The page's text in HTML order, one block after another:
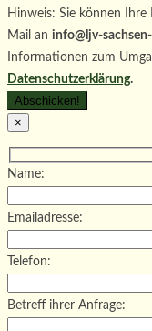
Hinweis: Sie können
Mail an info@ljv-
Informationen zum
Datenschutzerklärung.
×
Name:
Emailadresse:
Telefon:
Betreff ihrer Anfrage: